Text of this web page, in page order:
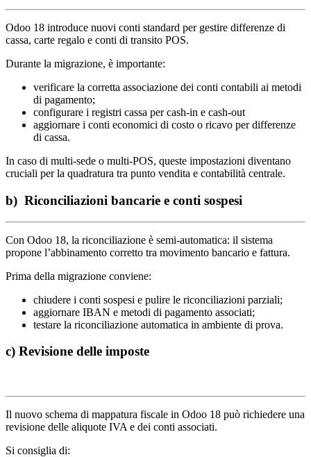
Odoo 18 introduce nuovi conti standard per gestire differenze di
cassa, carte regalo e conti di transito POS.
Durante la migrazione, è importante:
verificare la corretta associazione dei conti contabili ai metodi
di pagamento;
configurare i registri cassa per cash-in e cash-out
aggiornare i conti economici di costo o ricavo per differenze
di cassa.
In caso di multi-sede o multi-POS, queste impostazioni diventano
cruciali per la quadratura tra punto vendita e contabilità centrale.
b) Riconciliazioni bancarie e conti sospesi
Con Odoo 18, la riconciliazione è semi-automatica: il sistema
propone l’abbinamento corretto tra movimento bancario e fattura.
Prima della migrazione conviene:
chiudere i conti sospesi e pulire le riconciliazioni parziali;
aggiornare IBAN e metodi di pagamento associati;
testare la riconciliazione automatica in ambiente di prova.
c) Revisione delle imposte
Il nuovo schema di mappatura fiscale in Odoo 18 può richiedere una
revisione delle aliquote IVA e dei conti associati.
Si consiglia di: